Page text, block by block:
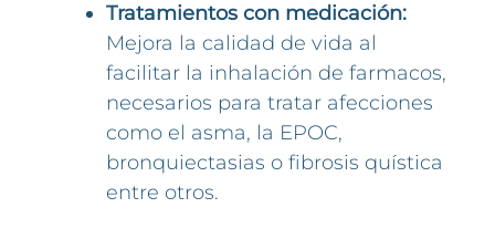
Tratamientos con medicación:
Mejora la calidad de vida al
facilitar la inhalación de farmacos,
necesarios para tratar afecciones
como el asma, la EPOC,
bronquiectasias o fibrosis quística
entre otros.